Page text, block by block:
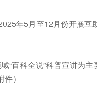
年5月至12月份开展互
“百科全说”科普宣讲为
）